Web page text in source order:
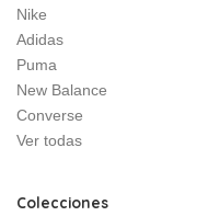
Nike
Adidas
Puma
New Balance
Converse
Ver todas
Colecciones